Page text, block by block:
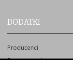
DODATKI
Producenci